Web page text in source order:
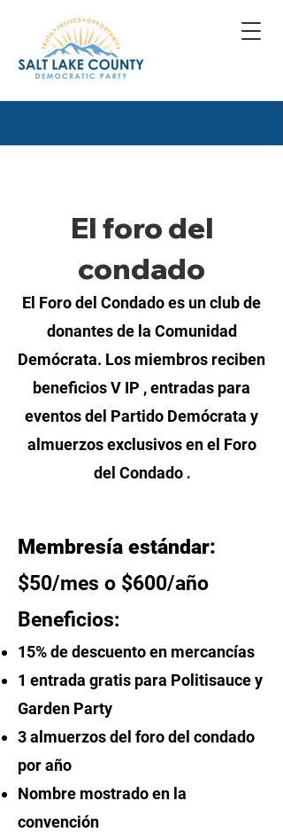
El foro del
condado
El Foro del Condado es un club de
donantes de la Comunidad
Demócrata. Los miembros reciben
beneficios V IP , entradas para
eventos del Partido Demócrata y
almuerzos exclusivos en el Foro
del Condado .
Membresía estándar:
$50/mes o $600/año
Beneficios:
15% de descuento en mercancías
1 entrada gratis para Politisauce y
Garden Party
3almuerzos del foro del condado
por año
Nombre mostrado en la
convención